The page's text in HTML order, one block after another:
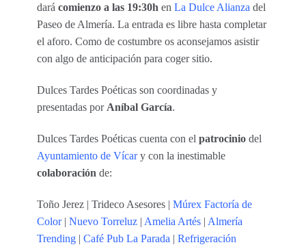
dará comienzo a las 19:30h en La Dulce Alianza del
Paseo de Almería. La entrada es libre hasta completar
el aforo. Como de costumbre os aconsejamos asistir
con algo de anticipación para coger sitio.
Dulces Tardes Poéticas son coordinadas y
presentadas por Aníbal García.
Dulces Tardes Poéticas cuenta con el patrocinio del
Ayuntamiento de Vícary con la inestimable
colaboración de:
Toño Jerez | Trideco Asesores | Múrex Factoría de
Color| Nuevo Torreluz | Amelia Artés | Almería
Trending | Café Pub La Parada | Refrigeración